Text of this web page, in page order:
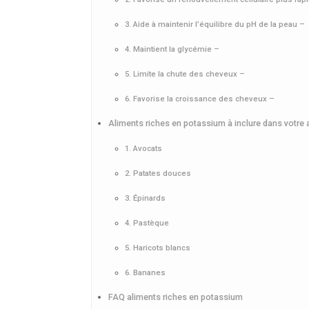
3. Aide à maintenir l’équilibre du pH de la peau –
4. Maintient la glycémie –
5. Limite la chute des cheveux –
6. Favorise la croissance des cheveux –
Aliments riches en potassium à inclure dans votre
1. Avocats
2. Patates douces
3. Épinards
4. Pastèque
5. Haricots blancs
6. Bananes
FAQ aliments riches en potassium